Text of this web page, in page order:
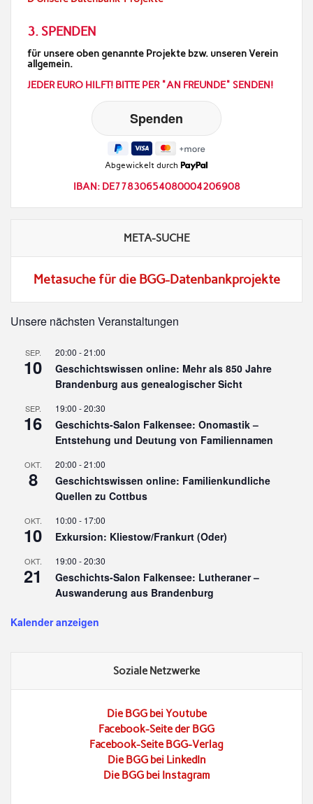
3. SPENDEN
für unsere oben genannte Projekte bzw. unseren Verein
allgemein.
JEDER EURO HILFT! BITTE PER "AN FREUNDE" SENDEN!
Abgewickelt durch
IBAN: DE77830654080004206908
META-SUCHE
Metasuche für die BGG-Datenbankprojekte
Unsere nächsten Veranstaltungen
SEP.
10
20:00 -21:00
Geschichtswissen online: Mehr als 850 Jahre
Brandenburg aus genealogischer Sicht
SEP.
16
19:00 -20:30
Geschichts-Salon Falkensee: Onomastik –
Entstehung und Deutung von Familiennamen
OKT.
8
20:00 -21:00
Geschichtswissen online: Familienkundliche
Quellen zu Cottbus
OKT.
10
10:00 - 17:00
Exkursion: Kliestow/Frankurt (Oder)
OKT.
21
19:00 -20:30
Geschichts-Salon Falkensee: Lutheraner –
Auswanderung aus Brandenburg
Kalender anzeigen
Soziale Netzwerke
Die BGG bei Youtube
Facebook-Seite der BGG
Facebook-Seite BGG-Verlag
Die BGG bei LinkedIn
Die BGG bei Instagram